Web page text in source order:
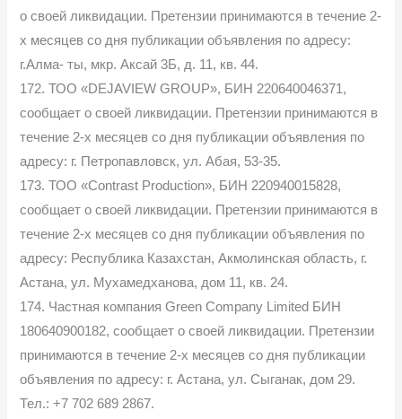
о своей ликвидации. Претензии принимаются в течение 2-
х месяцев со дня публикации объявления по адресу:
г.Алма- ты, мкр. Аксай 3Б, д. 11, кв. 44.
172. ТОО «DEJAVIEW GROUP», БИН 220640046371,
сообщает о своей ликвидации. Претензии принимаются в
течение 2-х месяцев со дня публикации объявления по
адресу: г. Петропавловск, ул. Абая, 53-35.
173. ТОО «Contrast Production», БИН 220940015828,
сообщает о своей ликвидации. Претензии принимаются в
течение 2-х месяцев со дня публикации объявления по
адресу: Республика Казахстан, Акмолинская область, г.
Астана, ул. Мухамедханова, дом 11, кв. 24.
174. Частная компания Green Company Limited БИН
180640900182, сообщает о своей ликвидации. Претензии
принимаются в течение 2-х месяцев со дня публикации
объявления по адресу: г. Астана, ул. Сыганак, дом 29.
Тел.: +7 702 689 2867.